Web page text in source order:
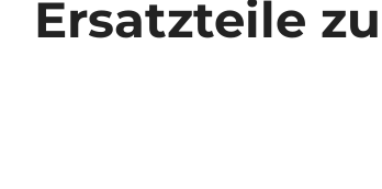
Ersatzteile